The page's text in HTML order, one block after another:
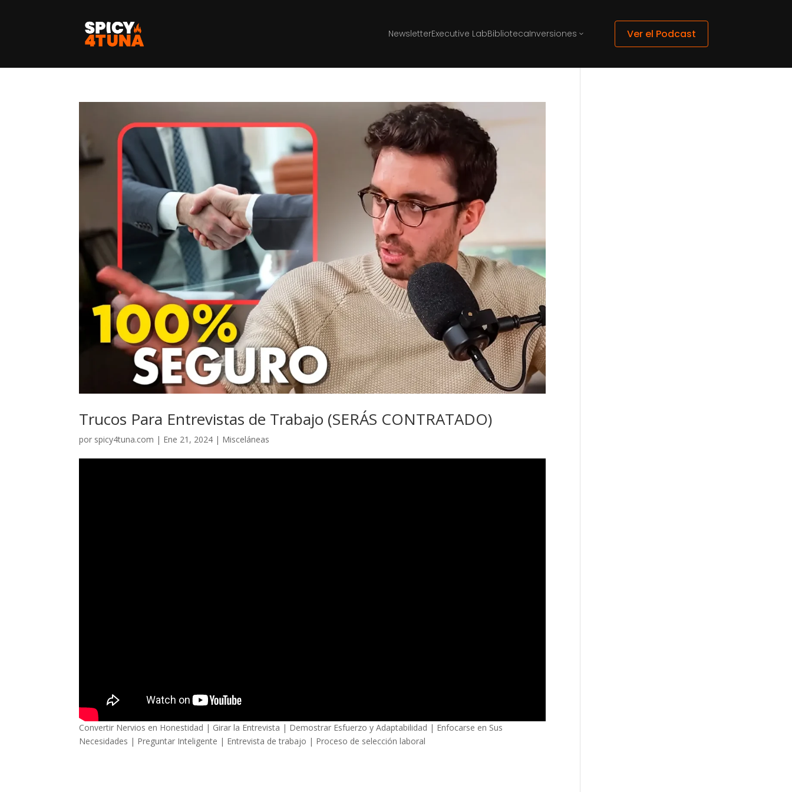
NewsletterExecutive LabBibliotecaInversiones 3 Ver el Podcast
Trucos Para Entrevistas de Trabajo (SERÁS CONTRATADO)
por spicy4tuna.com | Ene 21, 2024 | Misceláneas
Convertir Nervios en Honestidad | Girar la Entrevista | Demostrar Esfuerzo y Adaptabilidad | Enfocarse en Sus
Necesidades | Preguntar Inteligente | Entrevista de trabajo | Proceso de selección laboral